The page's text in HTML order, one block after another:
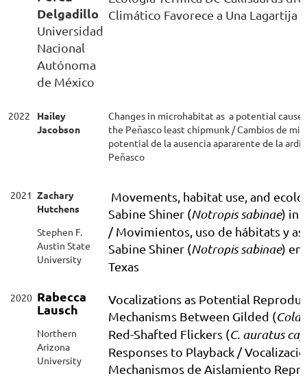
Delgadillo
Universidad
Nacional
Autónoma
de México
Climático Favorece a Una Lagartija
2022
Hailey
Jacobson
Changes in microhabitat as a potential
the Peñasco least chipmunk / Cambios de
potential de la ausencia apararente de la
Peñasco
2021 Zachary
Hutchens
Stephen F.
Austin State
University
Movements, habitat use, and
Sabine Shiner (Notropis sabinae) in
/ Movimientos, uso de hábitats y
Sabine Shiner (Notropis sabinae) en
Texas
2020 Rabecca
Lausch
Northern
Arizona
University
Vocalizations as Potential
Mechanisms Between Gilded (
Red-Shafted Flickers (C. auratus
Responses to Playback /
Mechanismos de Aislamiento